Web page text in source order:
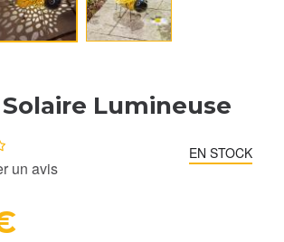
Lumineuse
un avis
EN STOCK